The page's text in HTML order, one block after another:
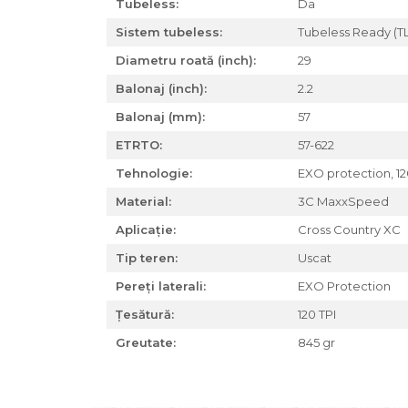
Manete schimbător
Manșoane și ghidolină
Tubeless:
Da
Sistem tubeless:
Tubeless Ready
Diametru roată (inch):
29
Balonaj (inch):
2.2
Balonaj (mm):
57
ETRTO:
57-622
Tehnologie:
EXO protection,
Material:
3C MaxxSpeed
Aplicație:
Cross Country XC
Tip teren:
Uscat
Pereți laterali:
EXO Protection
Țesătură:
120 TPI
Greutate:
845 gr